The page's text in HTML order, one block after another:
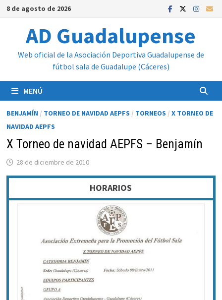
Saltar
contenido
8 de agosto de 2026
AD Guadalupense
Web oficial de la Asociación Deportiva Guadalupense de
fútbol sala de Guadalupe (Cáceres)
MENÚ
BENJAMÍN / TORNEO DE NAVIDAD AEPFS / TORNEOS / X TORNEO DE
NAVIDAD AEPFS
X Torneo de navidad AEPFS – Benjamín
28 de diciembre de 2010
HORARIOS